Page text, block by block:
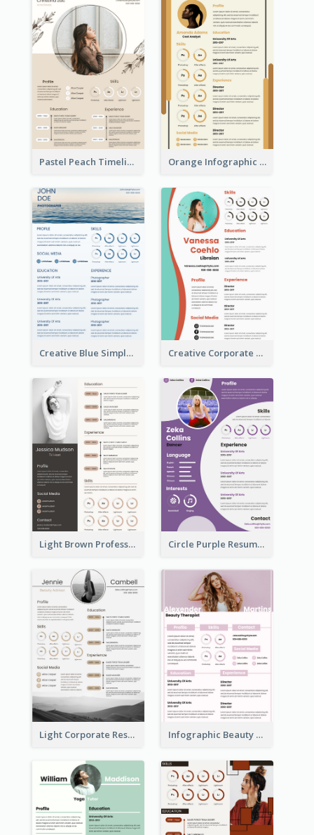
Pastel Peach Timeline Resume Orange Infographic Market Analyst Resume
Creative Blue Simple Resume Creative Corporate Teal Resume
Light Brown Professional Resume Circle Purple Resume
Light Corporate Resume Infographic Beauty Consultant Resume